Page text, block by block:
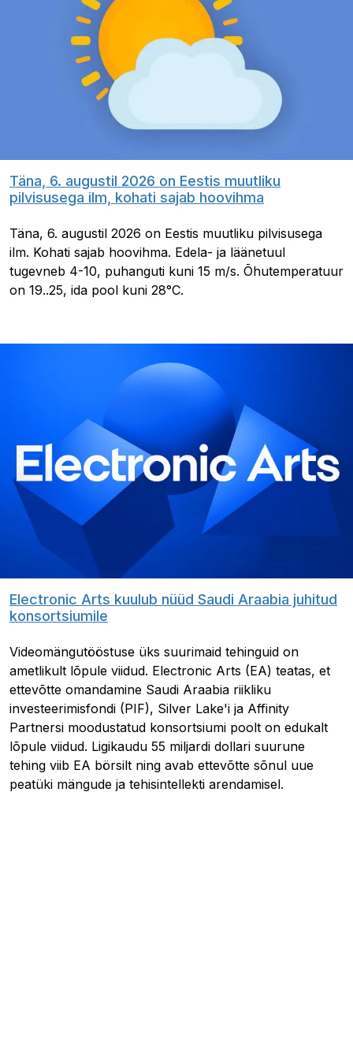
Täna, 6. augustil 2026 on Eestis muutliku
pilvisusega ilm, kohati sajab hoovihma
Täna, 6. augustil 2026 on Eestis muutliku pilvisusega
ilm. Kohati sajab hoovihma. Edela- ja läänetuul
tugevneb 4-10, puhanguti kuni 15 m/s. Õhutemperatuur
on 19..25, ida pool kuni 28°C.
Electronic Arts kuulub nüüd Saudi Araabia juhitud
konsortsiumile
Videomängutööstuse üks suurimaid tehinguid on
ametlikult lõpule viidud. Electronic Arts (EA) teatas, et
ettevõtte omandamine Saudi Araabia riikliku
investeerimisfondi (PIF), Silver Lake'i ja Affinity
Partnersi moodustatud konsortsiumi poolt on edukalt
lõpule viidud. Ligikaudu 55 miljardi dollari suurune
tehing viib EA börsilt ning avab ettevõtte sõnul uue
peatüki mängude ja tehisintellekti arendamisel.